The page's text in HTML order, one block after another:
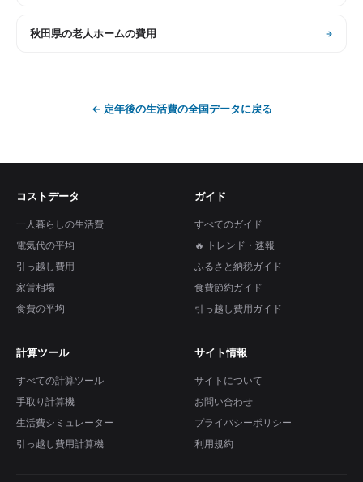
秋田県の老人ホームの費用
← 定年後の生活費の全国データに戻る
コストデータ
一人暮らしの生活費
電気代の平均
引っ越し費用
家賃相場
食費の平均
ガイド
すべてのガイド
🔥 トレンド・速報
ふるさと納税ガイド
食費節約ガイド
引っ越し費用ガイド
計算ツール
すべての計算ツール
手取り計算機
生活費シミュレーター
引っ越し費用計算機
サイト情報
サイトについて
お問い合わせ
プライバシーポリシー
利用規約